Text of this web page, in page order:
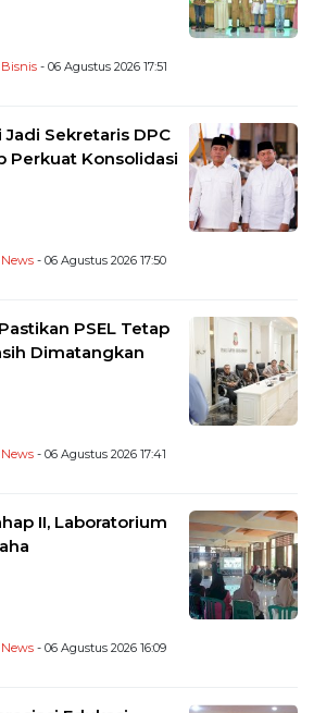
Bisnis - 06 Agustus 2026 17:51
Sekretaris DPC
Perkuat Konsolidasi
News - 06 Agustus 2026 17:50
PSEL Tetap
Dimatangkan
News - 06 Agustus 2026 17:41
II, Laboratorium
News - 06 Agustus 2026 16:09